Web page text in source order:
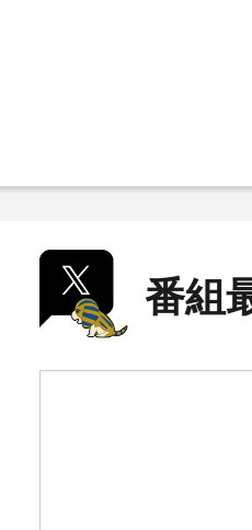
番組